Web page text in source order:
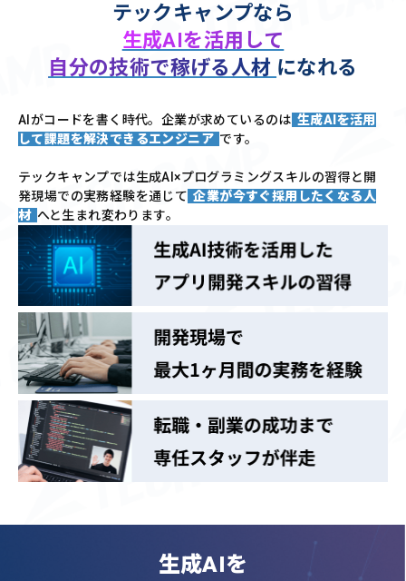
テックキャンプなら
生成AIを活用して
自分の技術で稼げる人材 になれる
AIがコードを書く時代。企業が求めているのは 生成AIを活用
して課題を解決できるエンジニア です。
テックキャンプでは生成AI×プログラミングスキルの習得と開
発現場での実務経験を通じて 企業が今すぐ採用したくなる人
材 へと生まれ変わります。
生成AIを